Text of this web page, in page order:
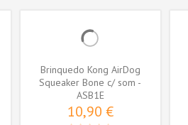
Brinquedo Kong AirDog
Squeaker Bone c/ som -
Large (ASB1E)
ASB1E
10,90 €